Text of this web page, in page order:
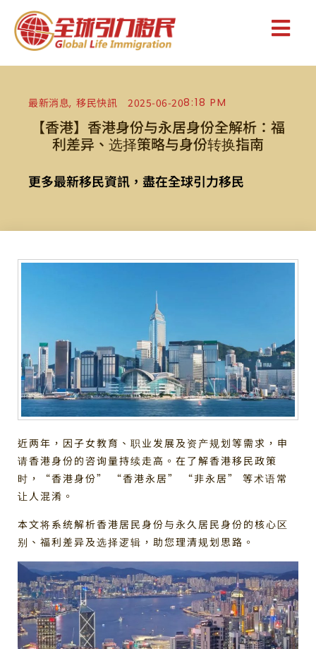
最新消息,移民快訊 2025-06-208:18 PM
【香港】香港身份与永居身份全解析：福
利差异、选择策略与身份转换指南
更多最新移民資訊，盡在全球引力移民
近两年，因子女教育、职业发展及资产规划等需求，申
请香港身份的咨询量持续走高。在了解香港移民政策
时，“香港身份” “香港永居” “非永居” 等术语常
让人混淆。
本文将系统解析香港居民身份与永久居民身份的核心区
别、福利差异及选择逻辑，助您理清规划思路。